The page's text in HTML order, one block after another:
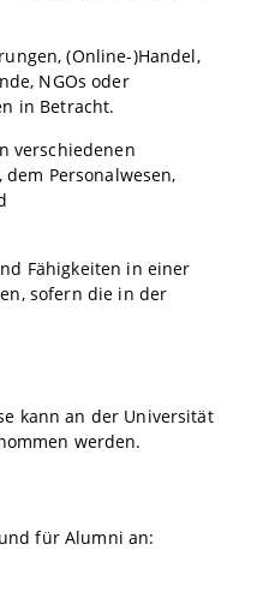
(Online-)Handel,
NGOs oder
in Betracht.
verschiedenen
Personalwesen,
Fähigkeiten in einer
sofern die in der
kann an der Universität
werden.
für Alumni an: